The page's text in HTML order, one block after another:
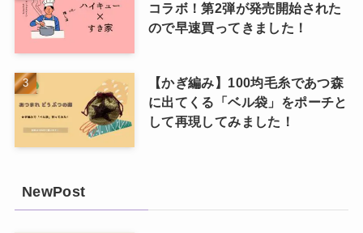
コラボ！第2弾が発売開始された
ので早速買ってきました！
【かぎ編み】100均毛糸であつ森
に出てくる「ベル袋」をポーチと
して再現してみました！
NewPost